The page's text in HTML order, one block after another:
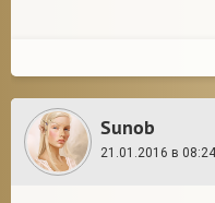
Sunob
21.01.2016 в 08:24